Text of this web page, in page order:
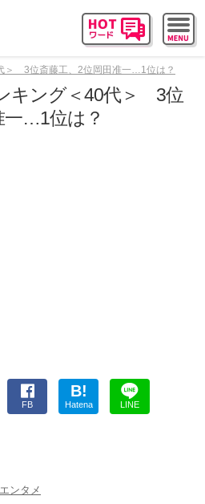
＞ 3位斎藤工、2位岡田准一…1位は？
キング＜40代＞ 3位
一…1位は？
FB
B!
Hatena LINE
エンタメ